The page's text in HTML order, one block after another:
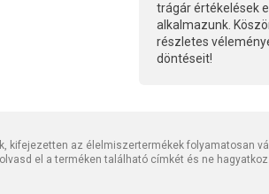
trágár értékelések
alkalmazunk.
részletes
döntéseit!
kifejezetten az élelmiszertermékek folyamatosan
el a terméken található címkét és ne